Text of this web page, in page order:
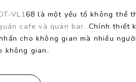
VL168 là một yếu tố không thể
cafe và quán bar. Chính thiết
cho không gian mà nhiều
không gian.